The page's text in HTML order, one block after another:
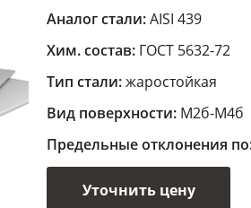
Аналог стали:AISI 439
Хим. состав: ГОСТ 5632-72
Тип стали:жаростойкая
Вид поверхности: М2б-М4б
Предельные отклонения
Уточнить цену